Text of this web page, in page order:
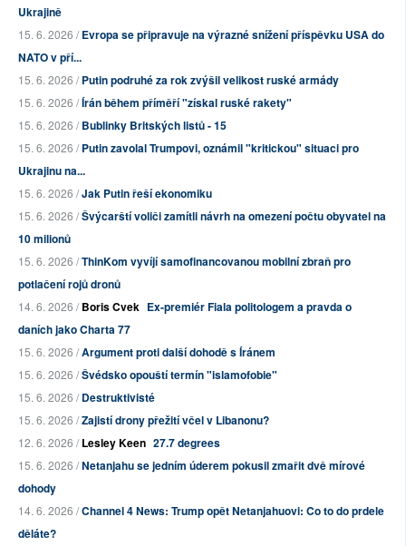
Ukrajině
15. 6. 2026 /Evropa se připravuje na výrazné snížení příspěvku USA do
NATO v pří...
15. 6. 2026 /Putin podruhé za rok zvýšil velikost ruské armády
15. 6. 2026 /Írán během příměří "získal ruské rakety"
15. 6. 2026 /Bublinky Britských listů - 15
15. 6. 2026 /Putin zavolal Trumpovi, oznámil "kritickou" situaci pro
Ukrajinu na...
15. 6. 2026 /Jak Putin řeší ekonomiku
15. 6. 2026 /Švýcarští voliči zamítli návrh na omezení počtu obyvatel na
10 milionů
15. 6. 2026 /ThinKom vyvíjí samofinancovanou mobilní zbraň pro
potlačení rojů dronů
14. 6. 2026 /Boris Cvek Ex-premiér Fiala politologem a pravda o
daních jako Charta 77
15. 6. 2026 /Argument proti další dohodě s Íránem
15. 6. 2026 /Švédsko opouští termín "islamofobie"
15. 6. 2026 /Destruktivisté
15. 6. 2026 /Zajistí drony přežití včel v Libanonu?
12. 6. 2026 /Lesley Keen 27.7 degrees
15. 6. 2026 /Netanjahu se jedním úderem pokusil zmařit dvě mírové
dohody
14. 6. 2026 /Channel 4 News: Trump opět Netanjahuovi: Co to do prdele
děláte?